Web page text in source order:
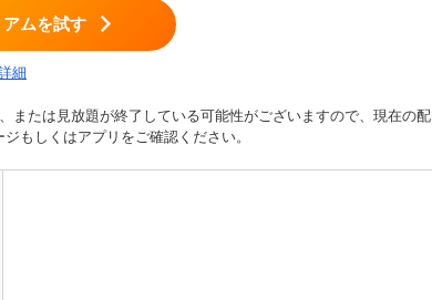
ムを試す
細
または見放題が終了している可能性がございますので、現在の配
もしくはアプリをご確認ください。